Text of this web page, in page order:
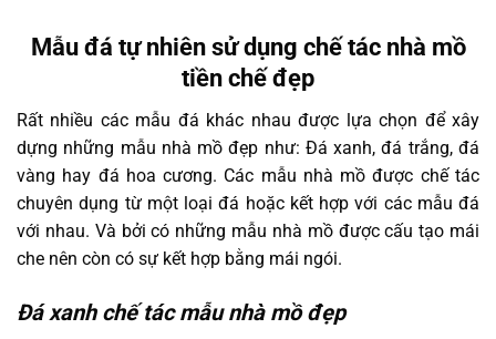
Mẫu đá tự nhiên sử dụng chế tác nhà mồ
tiền chế đẹp
Rất nhiều các mẫu đá khác nhau được lựa chọn để xây
dựng những mẫu nhà mồ đẹp như: Đá xanh, đá trắng, đá
vàng hay đá hoa cương. Các mẫu nhà mồ được chế tác
chuyên dụng từ một loại đá hoặc kết hợp với các mẫu đá
với nhau. Và bởi có những mẫu nhà mồ được cấu tạo mái
che nên còn có sự kết hợp bằng mái ngói.
Đá xanh chế tác mẫu nhà mồ đẹp